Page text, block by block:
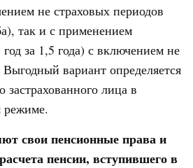
не страховых периодов
так и с применением
за 1,5 года) с включением не
вариант определяется
лица в
режиме.
свои пенсионные права и
пенсии, вступившего в